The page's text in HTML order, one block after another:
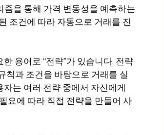
을 통해 가격 변동성을 예측하는
조건에 따라 자동으로 거래를 진
용어로 “전략”가 있습니다. 전략
칙과 조건을 바탕으로 거래를 실
는 여러 전략 중에서 자신에게
요에 따라 직접 전략을 만들어 사